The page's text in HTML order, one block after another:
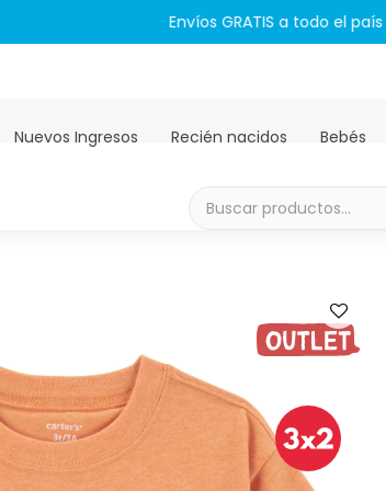
Envíos GRATIS a todo el país en
Nuevos Ingresos Recién nacidos Bebés